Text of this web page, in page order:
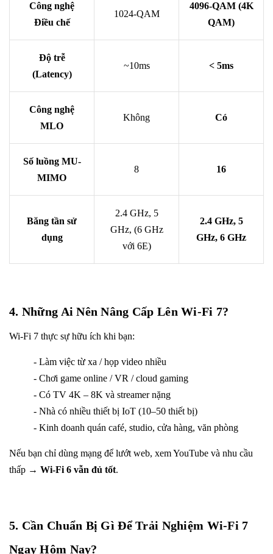
Công nghệ
Điều chế
1024-QAM
4096-QAM (4K
QAM)
Độ trễ
(Latency)
~10ms < 5ms
Công nghệ
MLO
Không Có
Số luồng MU-
MIMO
8 16
Băng tần sử
dụng
2.4 GHz, 5
GHz, (6 GHz
với 6E)
2.4 GHz, 5
GHz, 6 GHz
4. Những Ai Nên Nâng Cấp Lên Wi-Fi 7?
Wi-Fi 7 thực sự hữu ích khi bạn:
- Làm việc từ xa / họp video nhiều
- Chơi game online / VR / cloud gaming
- Có TV 4K – 8K và streamer nặng
- Nhà có nhiều thiết bị IoT (10–50 thiết bị)
- Kinh doanh quán café, studio, cửa hàng, văn phòng
Nếu bạn chỉ dùng mạng để lướt web, xem YouTube và nhu cầu
thấp → Wi-Fi 6 vẫn đủ tốt.
5. Cần Chuẩn Bị Gì Để Trải Nghiệm Wi-Fi 7
Ngay Hôm Nay?